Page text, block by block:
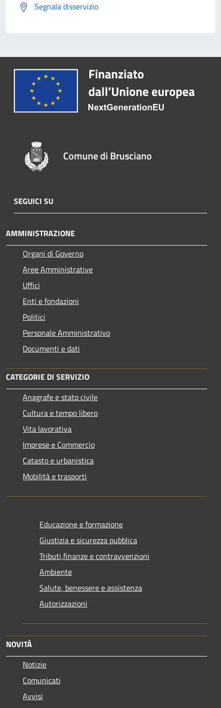
Segnala disservizio
Comune di Brusciano
SEGUICI SU
AMMINISTRAZIONE
Organi di Governo
Aree Amministrative
Uffici
Enti e fondazioni
Politici
Personale Amministrativo
Documenti e dati
CATEGORIE DI SERVIZIO
Anagrafe e stato civile
Cultura e tempo libero
Vita lavorativa
Imprese e Commercio
Catasto e urbanistica
Mobilità e trasporti
Educazione e formazione
Giustizia e sicurezza pubblica
Tributi,finanze e contravvenzioni
Ambiente
Salute, benessere e assistenza
Autorizzazioni
NOVITÀ
Notizie
Comunicati
Avvisi